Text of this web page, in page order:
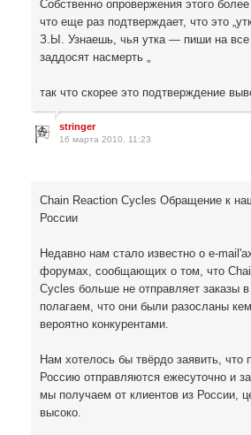
Собственно опровержения этого
что еще раз подтверждает, что это
З.Ы. Узнаешь, чья утка — пиши на
заддосят насмерть „
так что скорее это подтверждение
stringer
16 марта 2010, 11:23
Chain Reaction Cycles Обращение к
России
Недавно нам стало известно о e-
форумах, сообщающих о том, что
Cycles больше не отправляет заказы
полагаем, что они были разосланы
вероятно конкурентами.
Нам хотелось бы твёрдо заявить, что
Россию отправляются ежесуточно и
мы получаем от клиентов из России,
высоко.